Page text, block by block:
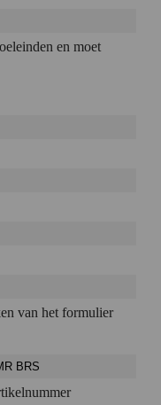
en moet
van het formulier